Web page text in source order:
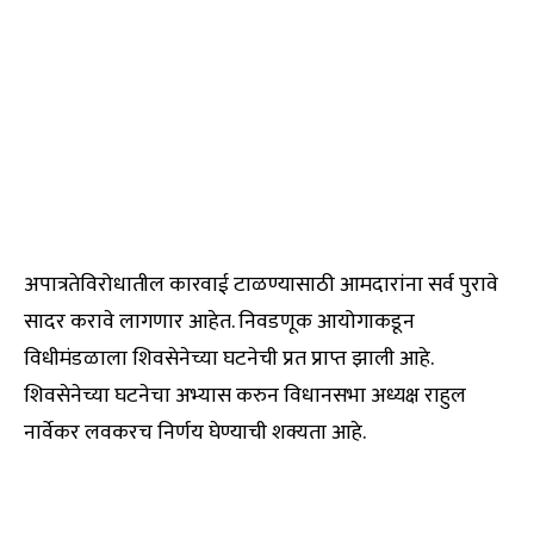
अपात्रतेविरोधातील कारवाई टाळण्यासाठी आमदारांना सर्व पुरावे
सादर करावे लागणार आहेत. निवडणूक आयोगाकडून
विधीमंडळाला शिवसेनेच्या घटनेची प्रत प्राप्त झाली आहे.
शिवसेनेच्या घटनेचा अभ्यास करुन विधानसभा अध्यक्ष राहुल
नार्वेकर लवकरच निर्णय घेण्याची शक्यता आहे.